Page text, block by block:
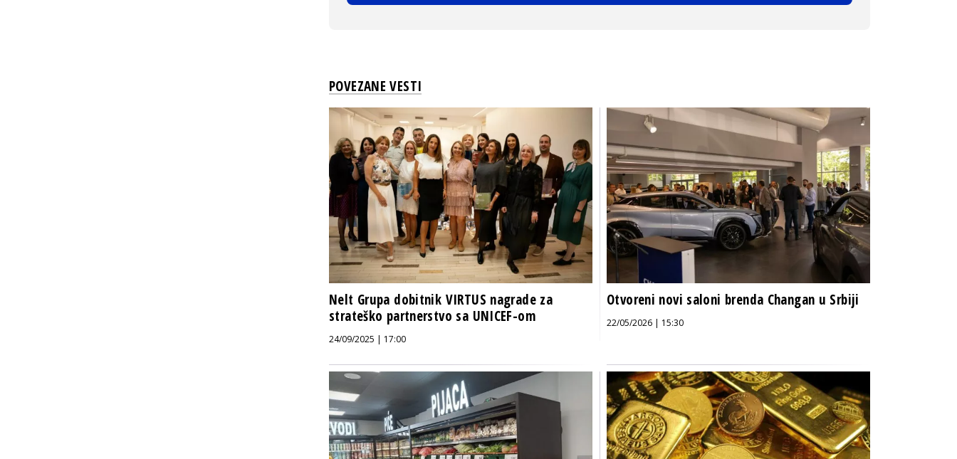
POVEZANE VESTI
Nelt Grupa dobitnik VIRTUS nagrade za
strateško partnerstvo sa UNICEF-om
24/09/2025 | 17:00
Otvoreni novi saloni brenda Changan u Srbiji
22/05/2026 | 15:30